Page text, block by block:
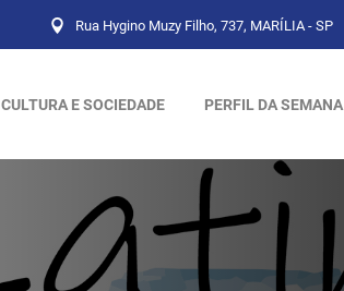
Rua Hygino Muzy Filho, 737, MARÍLIA - SP
CULTURA E SOCIEDADE PERFIL DA SEMANA